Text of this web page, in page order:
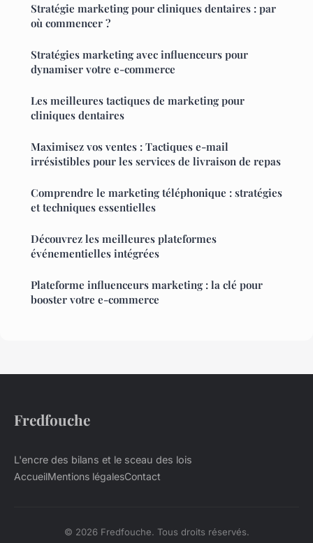
Stratégie marketing pour cliniques dentaires : par
où commencer ?
Stratégies marketing avec influenceurs pour
dynamiser votre e-commerce
Les meilleures tactiques de marketing pour
cliniques dentaires
Maximisez vos ventes : Tactiques e-mail
irrésistibles pour les services de livraison de repas
Comprendre le marketing téléphonique : stratégies
et techniques essentielles
Découvrez les meilleures plateformes
événementielles intégrées
Plateforme influenceurs marketing : la clé pour
booster votre e-commerce
Fredfouche
L'encre des bilans et le sceau des lois
AccueilMentions légalesContact
© 2026 Fredfouche. Tous droits réservés.